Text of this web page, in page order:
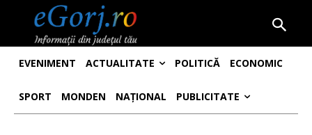
EVENIMENT ACTUALITATE POLITICĂ ECONOMIC
SPORT MONDEN NAȚIONAL PUBLICITATE